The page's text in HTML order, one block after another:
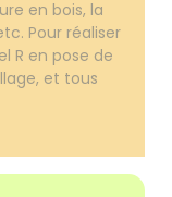
en bois, la
Pour réaliser
R en pose de
et tous